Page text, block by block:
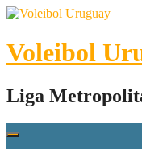
Skip
content
Voleibol
Liga